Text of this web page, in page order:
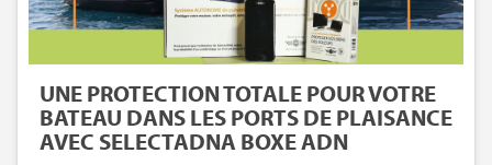
UNE PROTECTION TOTALE POUR VOTRE
BATEAU DANS LES PORTS DE PLAISANCE
AVEC SELECTADNA BOXE ADN